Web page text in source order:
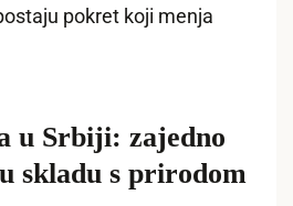
pokret koji menja
u Srbiji: zajedno
skladu s prirodom